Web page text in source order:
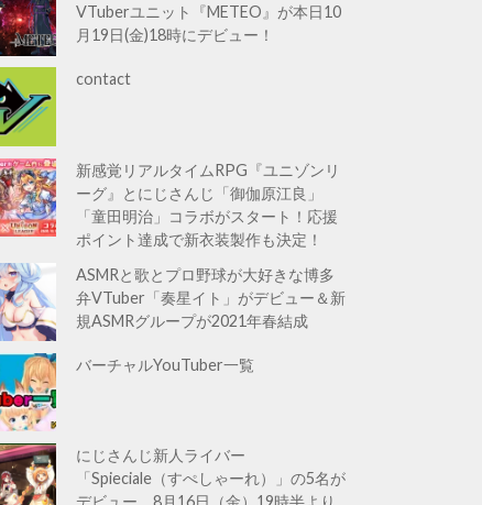
VTuberユニット『METEO』が本日10
月19日(金)18時にデビュー！
contact
新感覚リアルタイムRPG『ユニゾンリ
ーグ』とにじさんじ「御伽原江良」
「童田明治」コラボがスタート！応援
ポイント達成で新衣装製作も決定！
ASMRと歌とプロ野球が大好きな博多
弁VTuber「奏星イト」がデビュー＆新
規ASMRグループが2021年春結成
バーチャルYouTuber一覧
にじさんじ新人ライバー
「Spieciale（すぺしゃーれ）」の5名が